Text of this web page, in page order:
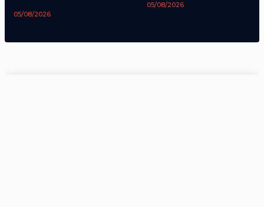
05/08/2026
05/08/2026